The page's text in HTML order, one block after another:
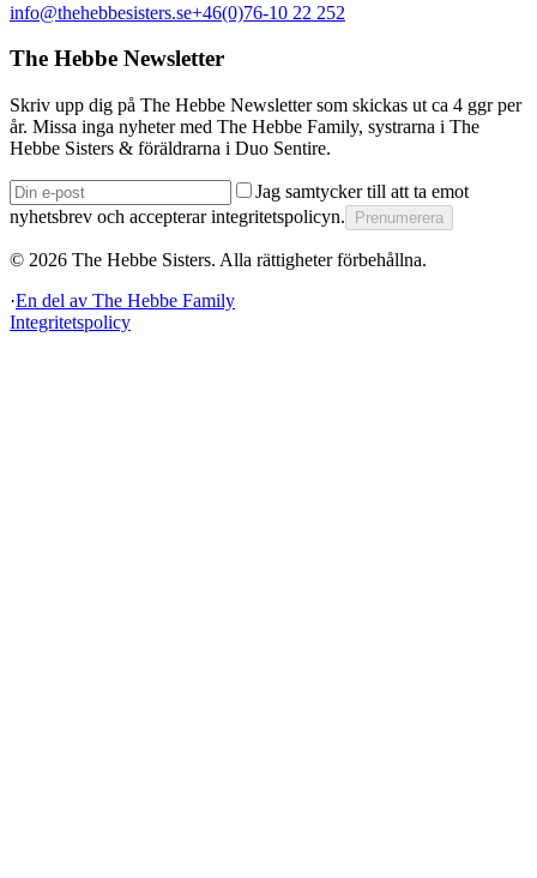
info@thehebbesisters.se+46(0)76-10 22 252
The Hebbe Newsletter
Skriv upp dig på The Hebbe Newsletter som skickas ut ca 4 ggr per
år. Missa inga nyheter med The Hebbe Family, systrarna i The
Hebbe Sisters & föräldrarna i Duo Sentire.
Jag samtycker till att ta emot
nyhetsbrev och accepterar integritetspolicyn.
Prenumerera
© 2026 The Hebbe Sisters. Alla rättigheter förbehållna.
·En del av The Hebbe Family
Integritetspolicy